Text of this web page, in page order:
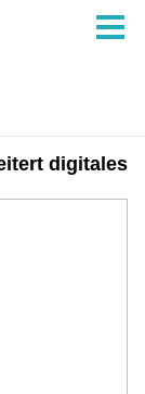
digitales